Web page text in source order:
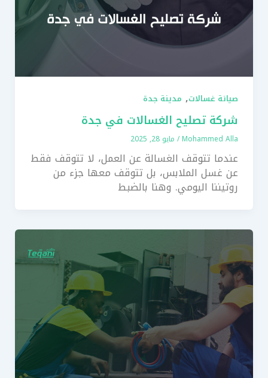
صيانة غسالات, مدينة جدة
شركة تصليح الغسالات في جدة
Mohammed Alla
/ مايو 28, 2025
عندما تتوقف الغسالة عن العمل، لا تتوقف فقط
عن غسل الملابس، بل تتوقف معها جزء من
روتيننا اليومي. وهنا بالضبط